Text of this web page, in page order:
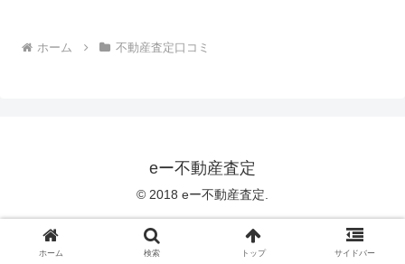
ホーム 不動産査定口コミ
eー不動産査定
© 2018 eー不動産査定.
ホーム 検索 トップ サイドバー